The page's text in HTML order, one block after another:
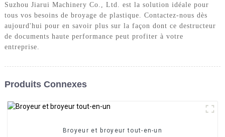
Suzhou Jiarui Machinery Co., Ltd. est la solution idéale pour
tous vos besoins de broyage de plastique. Contactez-nous dès
aujourd'hui pour en savoir plus sur la façon dont ce destructeur
de documents haute performance peut profiter à votre
entreprise.
Produits Connexes
Broyeur et broyeur tout-en-un